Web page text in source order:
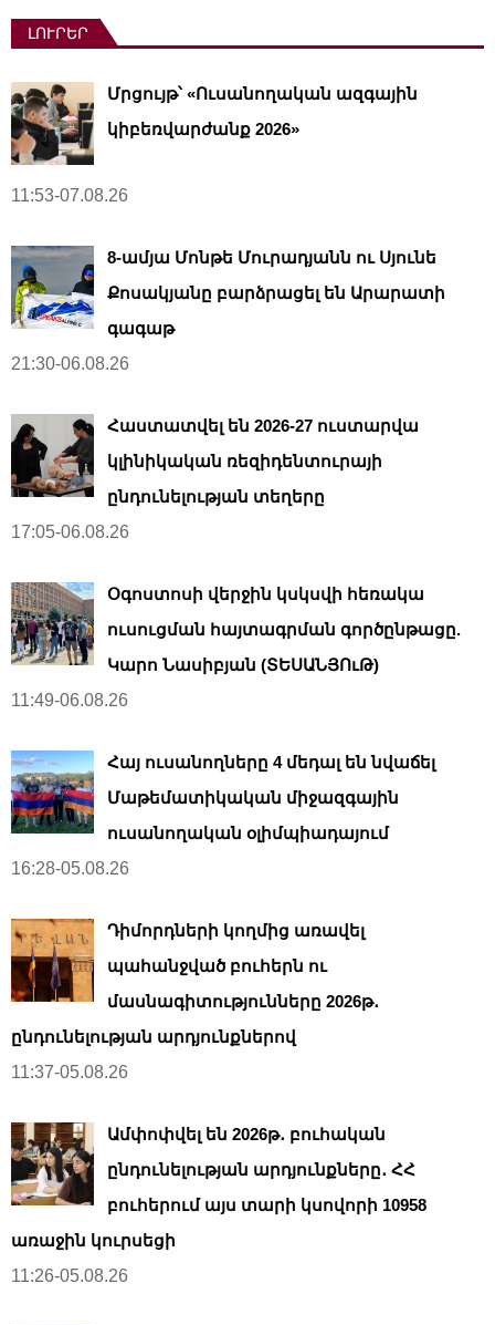
ԼՈՒՐԵՐ
Մրցույթ՝ «Ուսանողական ազգային
կիբեռվարժանք 2026»
11:53-07.08.26
8-ամյա Մոնթե Մուրադյանն ու Սյունե
Քոսակյանը բարձրացել են Արարատի
գագաթ
21:30-06.08.26
Հաստատվել են 2026-27 ուստարվա
կլինիկական ռեզիդենտուրայի
ընդունելության տեղերը
17:05-06.08.26
Օգոստոսի վերջին կսկսվի հեռակա
ուսուցման հայտագրման գործընթացը.
Կարո Նասիբյան (ՏԵՍԱՆՅՈւԹ)
11:49-06.08.26
Հայ ուսանողները 4 մեդալ են նվաճել
Մաթեմատիկական միջազգային
ուսանողական օլիմպիադայում
16:28-05.08.26
Դիմորդների կողմից առավել
պահանջված բուհերն ու
մասնագիտությունները 2026թ․
ընդունելության արդյունքներով
11:37-05.08.26
Ամփոփվել են 2026թ․ բուհական
ընդունելության արդյունքները․ ՀՀ
բուհերում այս տարի կսովորի 10958
առաջին կուրսեցի
11:26-05.08.26